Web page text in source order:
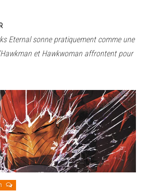
Eternal sonne pratiquement comme une
et Hawkwoman affrontent pour